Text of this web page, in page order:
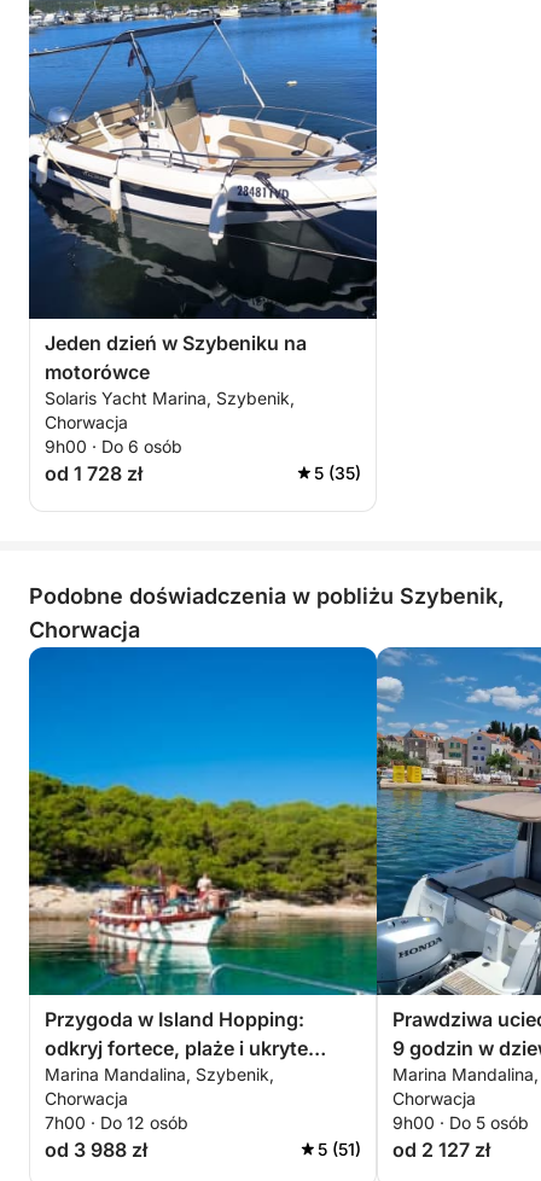
Jeden dzień w Szybeniku na
motorówce
Solaris Yacht Marina, Szybenik,
Chorwacja
9h00 · Do 6 osób
od 1 728 zł 5 (35)
Podobne doświadczenia w pobliżu Szybenik,
Chorwacja
Przygoda w Island Hopping:
odkryj fortece, plaże i ukryte
skarby
Marina Mandalina, Szybenik,
Chorwacja
7h00 · Do 12 osób
od 3 988 zł 5 (51)
Prawdziwa
9 godzin w
Szybenika
Marina
Chorwacja
9h00 · Do 5 osób
od 2 127 zł